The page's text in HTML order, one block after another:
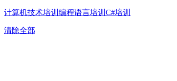
计算机技术培训 编程语言培训 C#培训
清除全部